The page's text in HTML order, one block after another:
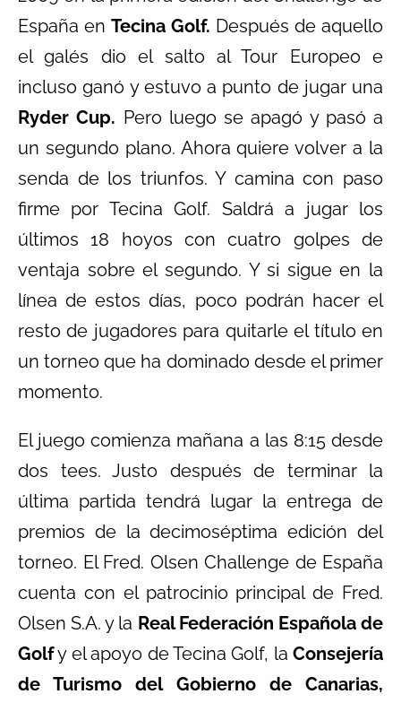
España en Tecina Golf. Después de aquello
el galés dio el salto al Tour Europeo e
incluso ganó y estuvo a punto de jugar una
Ryder Cup. Pero luego se apagó y pasó a
un segundo plano. Ahora quiere volver a la
senda de los triunfos. Y camina con paso
firme por Tecina Golf. Saldrá a jugar los
últimos 18 hoyos con cuatro golpes de
ventaja sobre el segundo. Y si sigue en la
línea de estos días, poco podrán hacer el
resto de jugadores para quitarle el título en
un torneo que ha dominado desde el primer
momento.
El juego comienza mañana a las 8:15 desde
dos tees. Justo después de terminar la
última partida tendrá lugar la entrega de
premios de la decimoséptima edición del
torneo. El Fred. Olsen Challenge de España
cuenta con el patrocinio principal de Fred.
Olsen S.A. y la Real Federación Española de
Golfy el apoyo de Tecina Golf, la Consejería
de Turismo del Gobierno de Canarias,